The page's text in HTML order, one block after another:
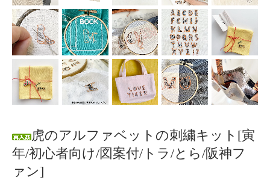
虎のアルファベットの刺繍キット[寅
年/初心者向け/図案付/トラ/とら/阪神フ
ァン]